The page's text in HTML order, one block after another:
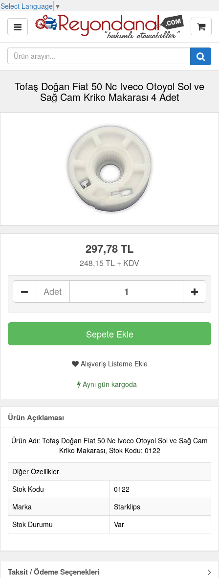
Select Language ▼
Tofaş Doğan Fiat 50 Nc Iveco Otoyol Sol ve
Sağ Cam Kriko Makarası 4 Adet
297,78 TL
248,15 TL + KDV
Adet
Alışveriş Listeme Ekle
Aynı gün kargoda
Ürün Açıklaması
Ürün Adı: Tofaş Doğan Fiat 50 Nc Iveco Otoyol Sol ve Sağ Cam
Kriko Makarası, Stok Kodu: 0122
Diğer Özellikler
Stok Kodu
0122
Marka
Starklips
Stok Durumu
Var
Taksit / Ödeme Seçenekleri